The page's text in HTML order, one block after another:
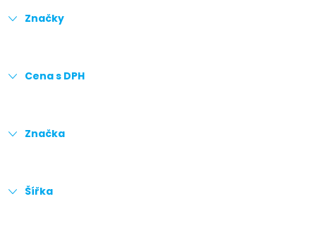
Značky
Cena s DPH
Značka
Šířka